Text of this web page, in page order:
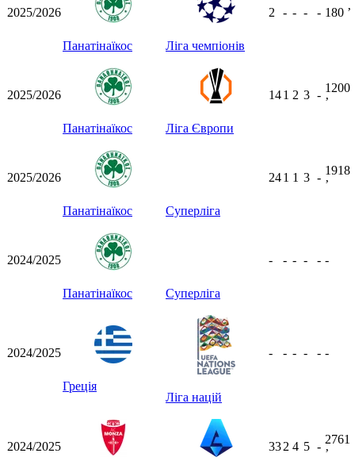
2025/2026
Панатінаїкос Ліга чемпіонів
2 - - - - 180 ʼ
2025/2026
Панатінаїкос Ліга Європи
141 2 3 -
1200
ʼ
2025/2026
Панатінаїкос Суперліга
241 1 3 -
1918
ʼ
2024/2025
Панатінаїкос Суперліга
- - - - - -
2024/2025
Греція
Ліга націй
- - - - - -
2024/2025 332 4 5 -
2761
ʼ